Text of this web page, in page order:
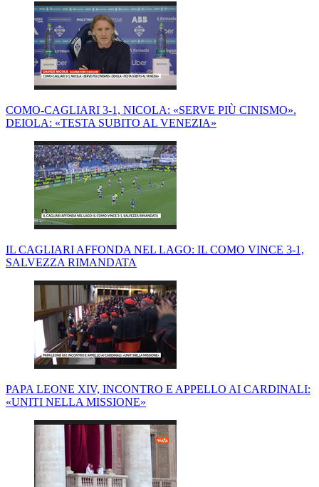
COMO-CAGLIARI 3-1, NICOLA: «SERVE PIÙ CINISMO».
DEIOLA: «TESTA SUBITO AL VENEZIA»
IL CAGLIARI AFFONDA NEL LAGO: IL COMO VINCE 3-1,
SALVEZZA RIMANDATA
PAPA LEONE XIV, INCONTRO E APPELLO AI CARDINALI:
«UNITI NELLA MISSIONE»